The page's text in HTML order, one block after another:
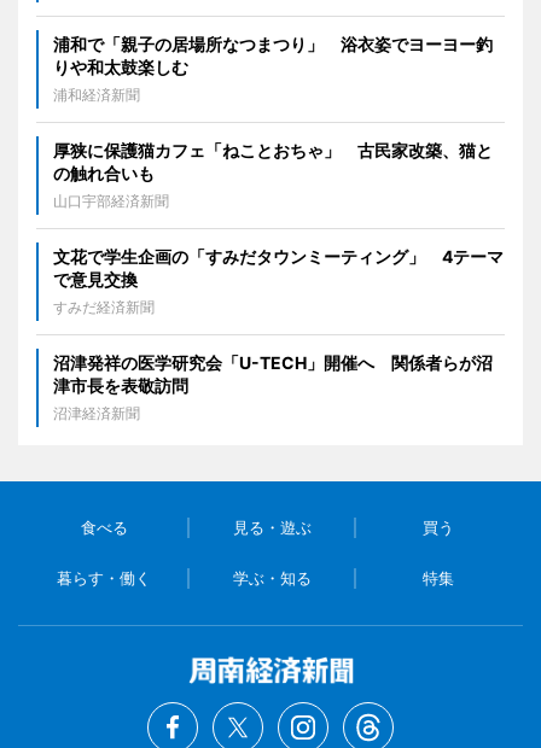
浦和で「親子の居場所なつまつり」 浴衣姿でヨーヨー釣
りや和太鼓楽しむ
浦和経済新聞
厚狭に保護猫カフェ「ねことおちゃ」 古民家改築、猫と
の触れ合いも
山口宇部経済新聞
文花で学生企画の「すみだタウンミーティング」 4テーマ
で意見交換
すみだ経済新聞
沼津発祥の医学研究会「U-TECH」開催へ 関係者らが沼
津市長を表敬訪問
沼津経済新聞
食べる 見る・遊ぶ 買う
暮らす・働く 学ぶ・知る 特集